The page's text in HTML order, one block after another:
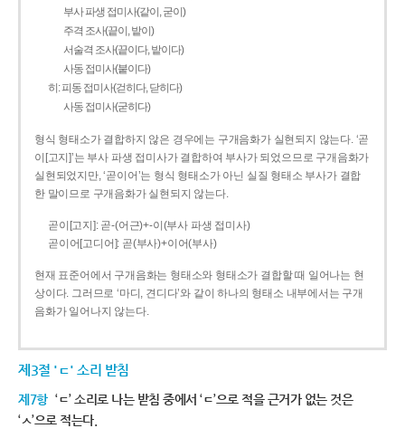
부사 파생 접미사(같이, 굳이)
주격 조사(끝이, 밭이)
서술격 조사(끝이다, 밭이다)
사동 접미사(붙이다)
히: 피동 접미사(걷히다, 닫히다)
사동 접미사(굳히다)
형식 형태소가 결합하지 않은 경우에는 구개음화가 실현되지 않는다. ‘곧
이[고지]’는 부사 파생 접미사가 결합하여 부사가 되었으므로 구개음화가
실현되었지만, ‘곧이어’는 형식 형태소가 아닌 실질 형태소 부사가 결합
한 말이므로 구개음화가 실현되지 않는다.
곧이[고지]: 곧-­(어근)+­-이(부사 파생 접미사)
곧이어[고디어]: 곧(부사)+이어(부사)
현재 표준어에서 구개음화는 형태소와 형태소가 결합할 때 일어나는 현
상이다. 그러므로 ‘마디, 견디다’와 같이 하나의 형태소 내부에서는 구개
음화가 일어나지 않는다.
제3절 'ㄷ' 소리 받침
제7항 ‘ㄷ’ 소리로 나는 받침 중에서 ‘ㄷ’으로 적을 근거가 없는 것은
‘ㅅ’으로 적는다.